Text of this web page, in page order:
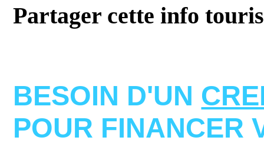
Partager cette info
BESOIN D'UN
POUR FINANCER